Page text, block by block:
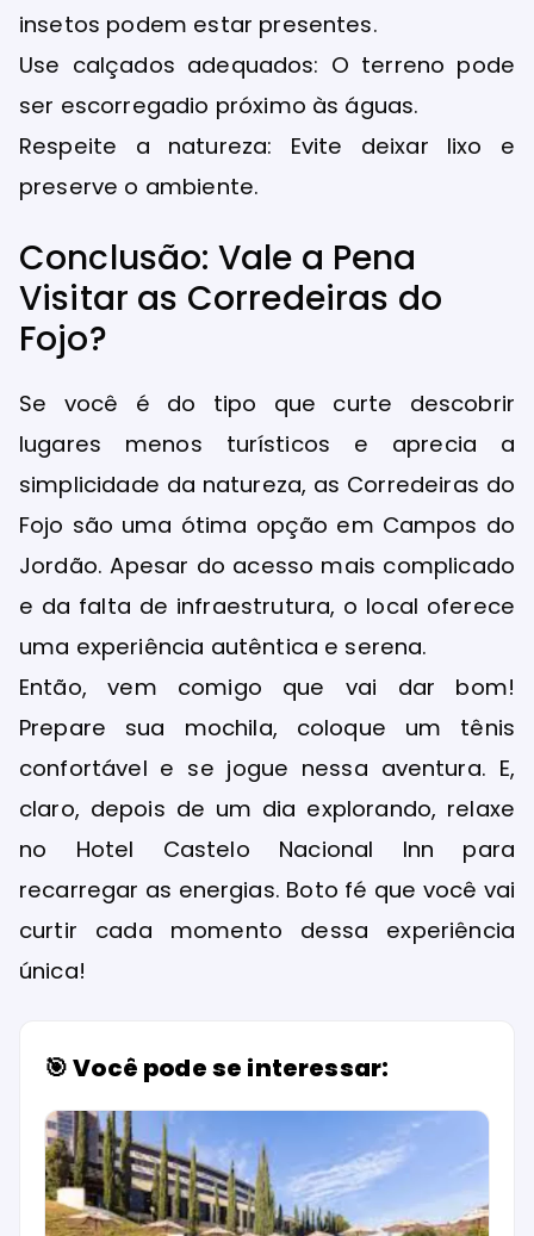
insetos podem estar presentes.
Use calçados adequados: O terreno pode
ser escorregadio próximo às águas.
Respeite a natureza: Evite deixar lixo e
preserve o ambiente.
Conclusão: Vale a Pena
Visitar as Corredeiras do
Fojo?
Se você é do tipo que curte descobrir
lugares menos turísticos e aprecia a
simplicidade da natureza, as Corredeiras do
Fojo são uma ótima opção em Campos do
Jordão. Apesar do acesso mais complicado
e da falta de infraestrutura, o local oferece
uma experiência autêntica e serena.
Então, vem comigo que vai dar bom!
Prepare sua mochila, coloque um tênis
confortável e se jogue nessa aventura. E,
claro, depois de um dia explorando, relaxe
no Hotel Castelo Nacional Inn para
recarregar as energias. Boto fé que você vai
curtir cada momento dessa experiência
única!
🎯 Você pode se interessar: